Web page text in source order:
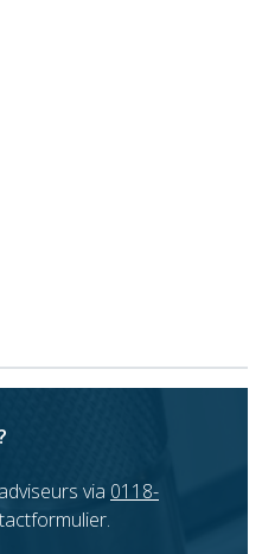
via 0118-